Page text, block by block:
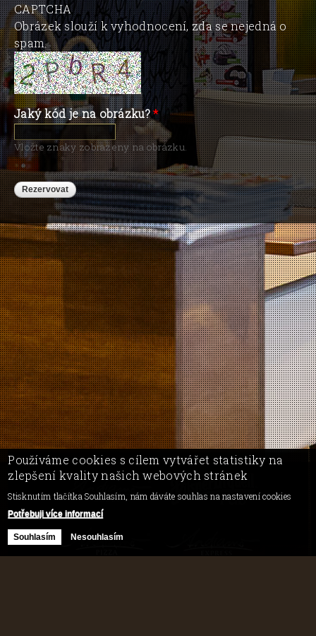
CAPTCHA
Obrázek slouží k vyhodnocení, zda se nejedná o
spam.
Jaký kód je na obrázku?*
Vložte znaky zobrazeny na obrázku.
Používáme cookies s cílem vytvářet statistiky na
zlepšení kvality našich webových stránek
Stisknutím tlačítka Souhlasím, nám dáváte souhlas na nastavení cookies
Potřebuji více informací
Souhlasím Nesouhlasím